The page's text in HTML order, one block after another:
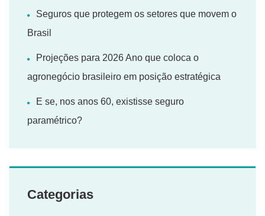
Seguros que protegem os setores que movem o
Brasil
Projeções para 2026 Ano que coloca o
agronegócio brasileiro em posição estratégica
E se, nos anos 60, existisse seguro
paramétrico?
Categorias